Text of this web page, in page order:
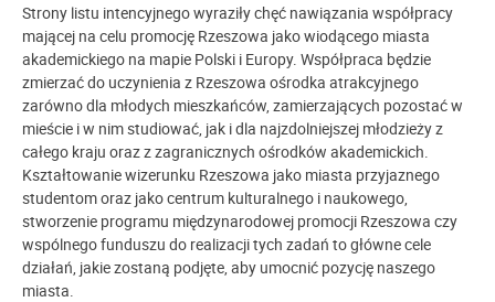
Strony listu intencyjnego wyraziły chęć nawiązania współpracy
mającej na celu promocję Rzeszowa jako wiodącego miasta
akademickiego na mapie Polski i Europy. Współpraca będzie
zmierzać do uczynienia z Rzeszowa ośrodka atrakcyjnego
zarówno dla młodych mieszkańców, zamierzających pozostać w
mieście i w nim studiować, jak i dla najzdolniejszej młodzieży z
całego kraju oraz z zagranicznych ośrodków akademickich.
Kształtowanie wizerunku Rzeszowa jako miasta przyjaznego
studentom oraz jako centrum kulturalnego i naukowego,
stworzenie programu międzynarodowej promocji Rzeszowa czy
wspólnego funduszu do realizacji tych zadań to główne cele
działań, jakie zostaną podjęte, aby umocnić pozycję naszego
miasta.